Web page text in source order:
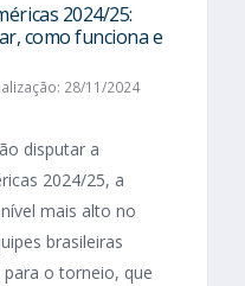
2024/25:
como funciona e
28/11/2024
disputar a
2024/25, a
mais alto no
brasileiras
o torneio, que